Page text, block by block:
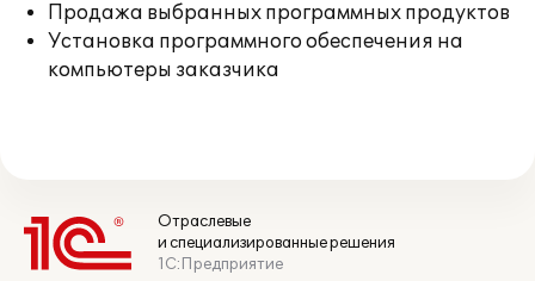
Продажа выбранных программных продуктов
Установка программного обеспечения на
компьютеры заказчика
Отраслевые
и специализированные решения
1С:Предприятие